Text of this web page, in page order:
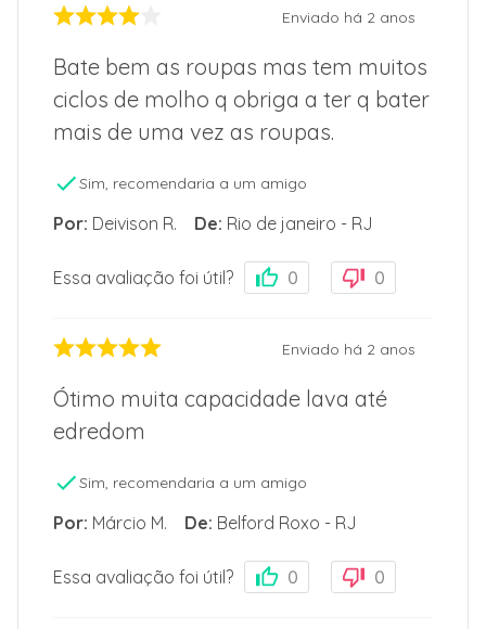
Enviado há 2 anos
Bate bem as roupas mas tem muitos
ciclos de molho q obriga a ter q bater
mais de uma vez as roupas.
Sim, recomendaria a um amigo
Por: Deivison R. De: Rio de janeiro - RJ
Essa avaliação foi útil? 0 0
Enviado há 2 anos
Ótimo muita capacidade lava até
edredom
Sim, recomendaria a um amigo
Por: Márcio M. De: Belford Roxo - RJ
Essa avaliação foi útil? 0 0